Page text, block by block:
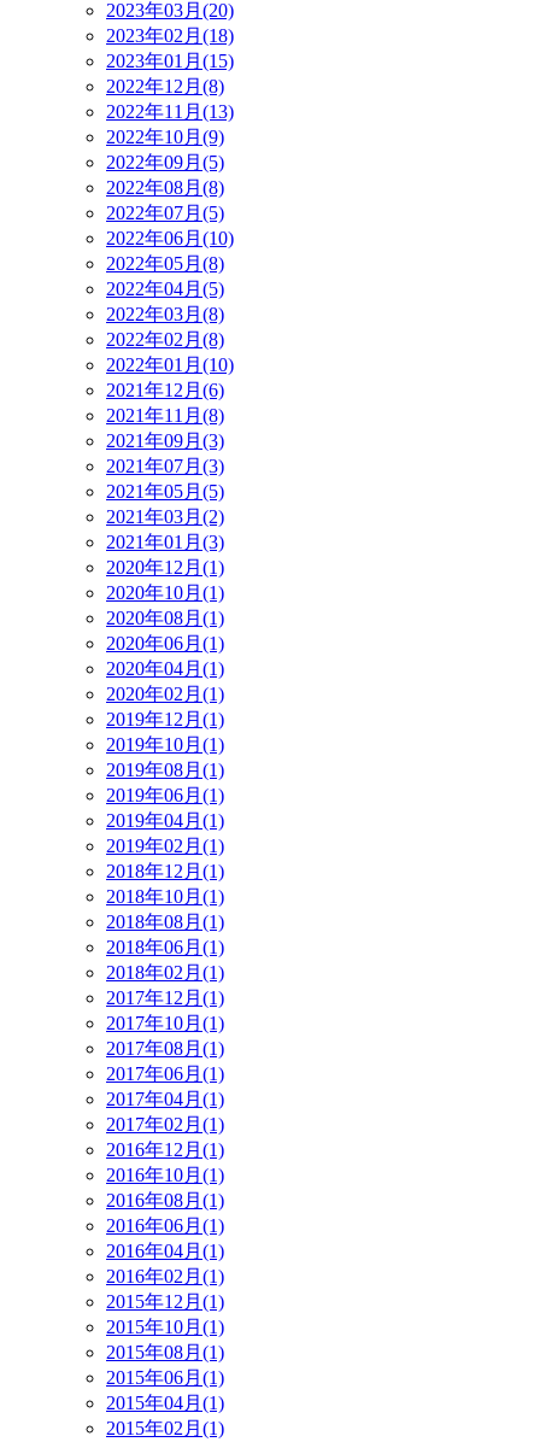
2023年03月(20)
2023年02月(18)
2023年01月(15)
2022年12月(8)
2022年11月(13)
2022年10月(9)
2022年09月(5)
2022年08月(8)
2022年07月(5)
2022年06月(10)
2022年05月(8)
2022年04月(5)
2022年03月(8)
2022年02月(8)
2022年01月(10)
2021年12月(6)
2021年11月(8)
2021年09月(3)
2021年07月(3)
2021年05月(5)
2021年03月(2)
2021年01月(3)
2020年12月(1)
2020年10月(1)
2020年08月(1)
2020年06月(1)
2020年04月(1)
2020年02月(1)
2019年12月(1)
2019年10月(1)
2019年08月(1)
2019年06月(1)
2019年04月(1)
2019年02月(1)
2018年12月(1)
2018年10月(1)
2018年08月(1)
2018年06月(1)
2018年02月(1)
2017年12月(1)
2017年10月(1)
2017年08月(1)
2017年06月(1)
2017年04月(1)
2017年02月(1)
2016年12月(1)
2016年10月(1)
2016年08月(1)
2016年06月(1)
2016年04月(1)
2016年02月(1)
2015年12月(1)
2015年10月(1)
2015年08月(1)
2015年06月(1)
2015年04月(1)
2015年02月(1)